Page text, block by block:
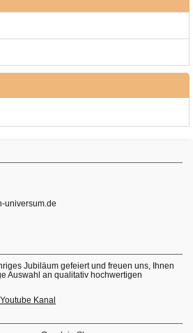
universum.de
Jubiläum gefeiert und freuen uns, Ihnen
Auswahl an qualitativ hochwertigen
Kanal